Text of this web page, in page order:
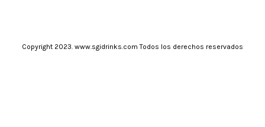
Copyright 2023. www.sgidrinks.com Todos los derechos reservados